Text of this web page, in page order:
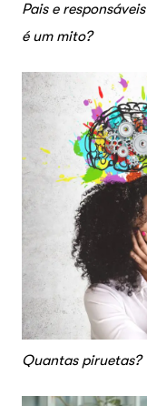
Pais e
é um mito?
Quantas piruetas?